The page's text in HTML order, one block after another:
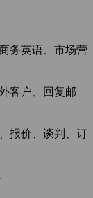
务英语、市场营
客户、回复邮
报价、谈判、订